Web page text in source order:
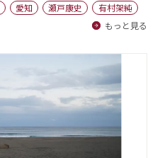
愛知 瀬戸康史
有村架純
もっと見る